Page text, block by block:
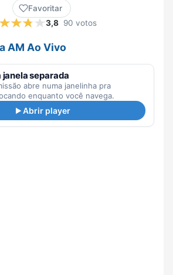
Favoritar
3,8 90 votos
AM Ao Vivo
janela separada
abre numa janelinha pra
enquanto você navega.
Abrir player